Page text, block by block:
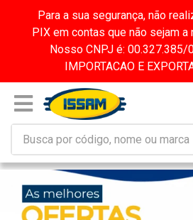
Para a sua segurança, não
PIX em contas que não sejam
Nosso CNPJ é:
IMPORTACAO E